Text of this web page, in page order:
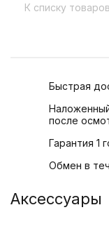
К списку товаров
Быстрая
после
Гарантия 1
Обмен в
Аксессуары